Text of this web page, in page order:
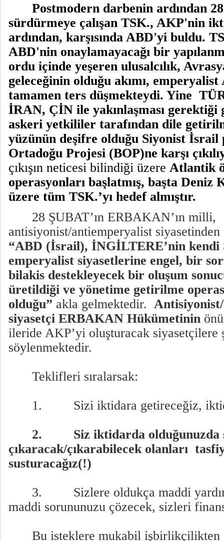
Postmodern darbenin ardından
sürdürmeye çalışan TSK., AKP'nin
ardından, karşısında ABD'yi buldu.
ABD'nin onaylamayacağı bir
ordu içinde yeşeren ulusalcılık,
geleceğinin olduğu akımı,
tamamen ters düşmekteydi. Yine
İRAN, ÇİN ile yakınlaşması gerektiği
askeri yetkililer tarafından dile
yüzünün deşifre olduğu Siyonist İsrail
Ortadoğu Projesi (BOP)ne karşı
çıkışın neticesi bilindiği üzere Atlantik
operasyonları başlatmış, başta
üzere tüm TSK.’yı hedef almıştır.
28 ŞUBAT’ın ERBAKAN’ın milli,
antisiyonist/antiemperyalist siyasetinden
“ABD (İsrail), İNGİLTERE’nin kendi
emperyalist siyasetlerine engel, bir
bilakis destekleyecek bir oluşum
üretildiği ve yönetime getirilme
olduğu” akla gelmektedir.
siyasetçi ERBAKAN Hükümetinin
ileride AKP’yi oluşturacak siyasetçilere
söylenmektedir.
Teklifleri sıralarsak:
1.
Sizi iktidara getireceğiz,
2.
Siz iktidarda olduğunuzda
çıkaracak/çıkarabilecek olanları
susturacağız(!)
3.
Sizlere oldukça maddi
maddi sorununuzu çözecek, sizleri
Bu isteklere mukabil işbirlikçilikten